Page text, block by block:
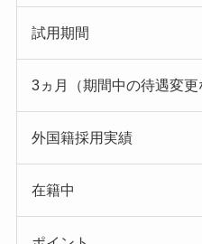
試用期間
3ヵ月（期間中の待遇変更
外国籍採用実績
在籍中